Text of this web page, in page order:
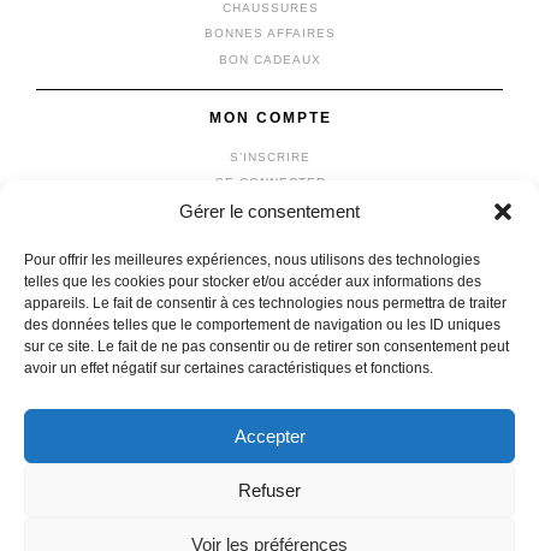
Gérer le consentement
Pour offrir les meilleures expériences, nous utilisons des technologies
telles que les cookies pour stocker et/ou accéder aux informations des
appareils. Le fait de consentir à ces technologies nous permettra de traiter
des données telles que le comportement de navigation ou les ID uniques
sur ce site. Le fait de ne pas consentir ou de retirer son consentement peut
avoir un effet négatif sur certaines caractéristiques et fonctions.
Accepter
Refuser
Voir les préférences
CHAUSSURES
BONNES AFFAIRES
BON CADEAUX
MON COMPTE
S’INSCRIRE
SE CONNECTER
MON COMPTE
MON PANIER